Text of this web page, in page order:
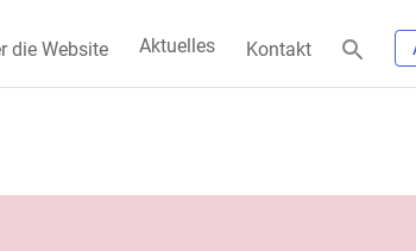
die Website Aktuelles Kontakt